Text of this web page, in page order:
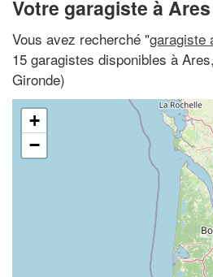
Votre garagiste à Ares
Vous avez recherché "garagiste
15 garagistes disponibles à
Gironde)
+
−